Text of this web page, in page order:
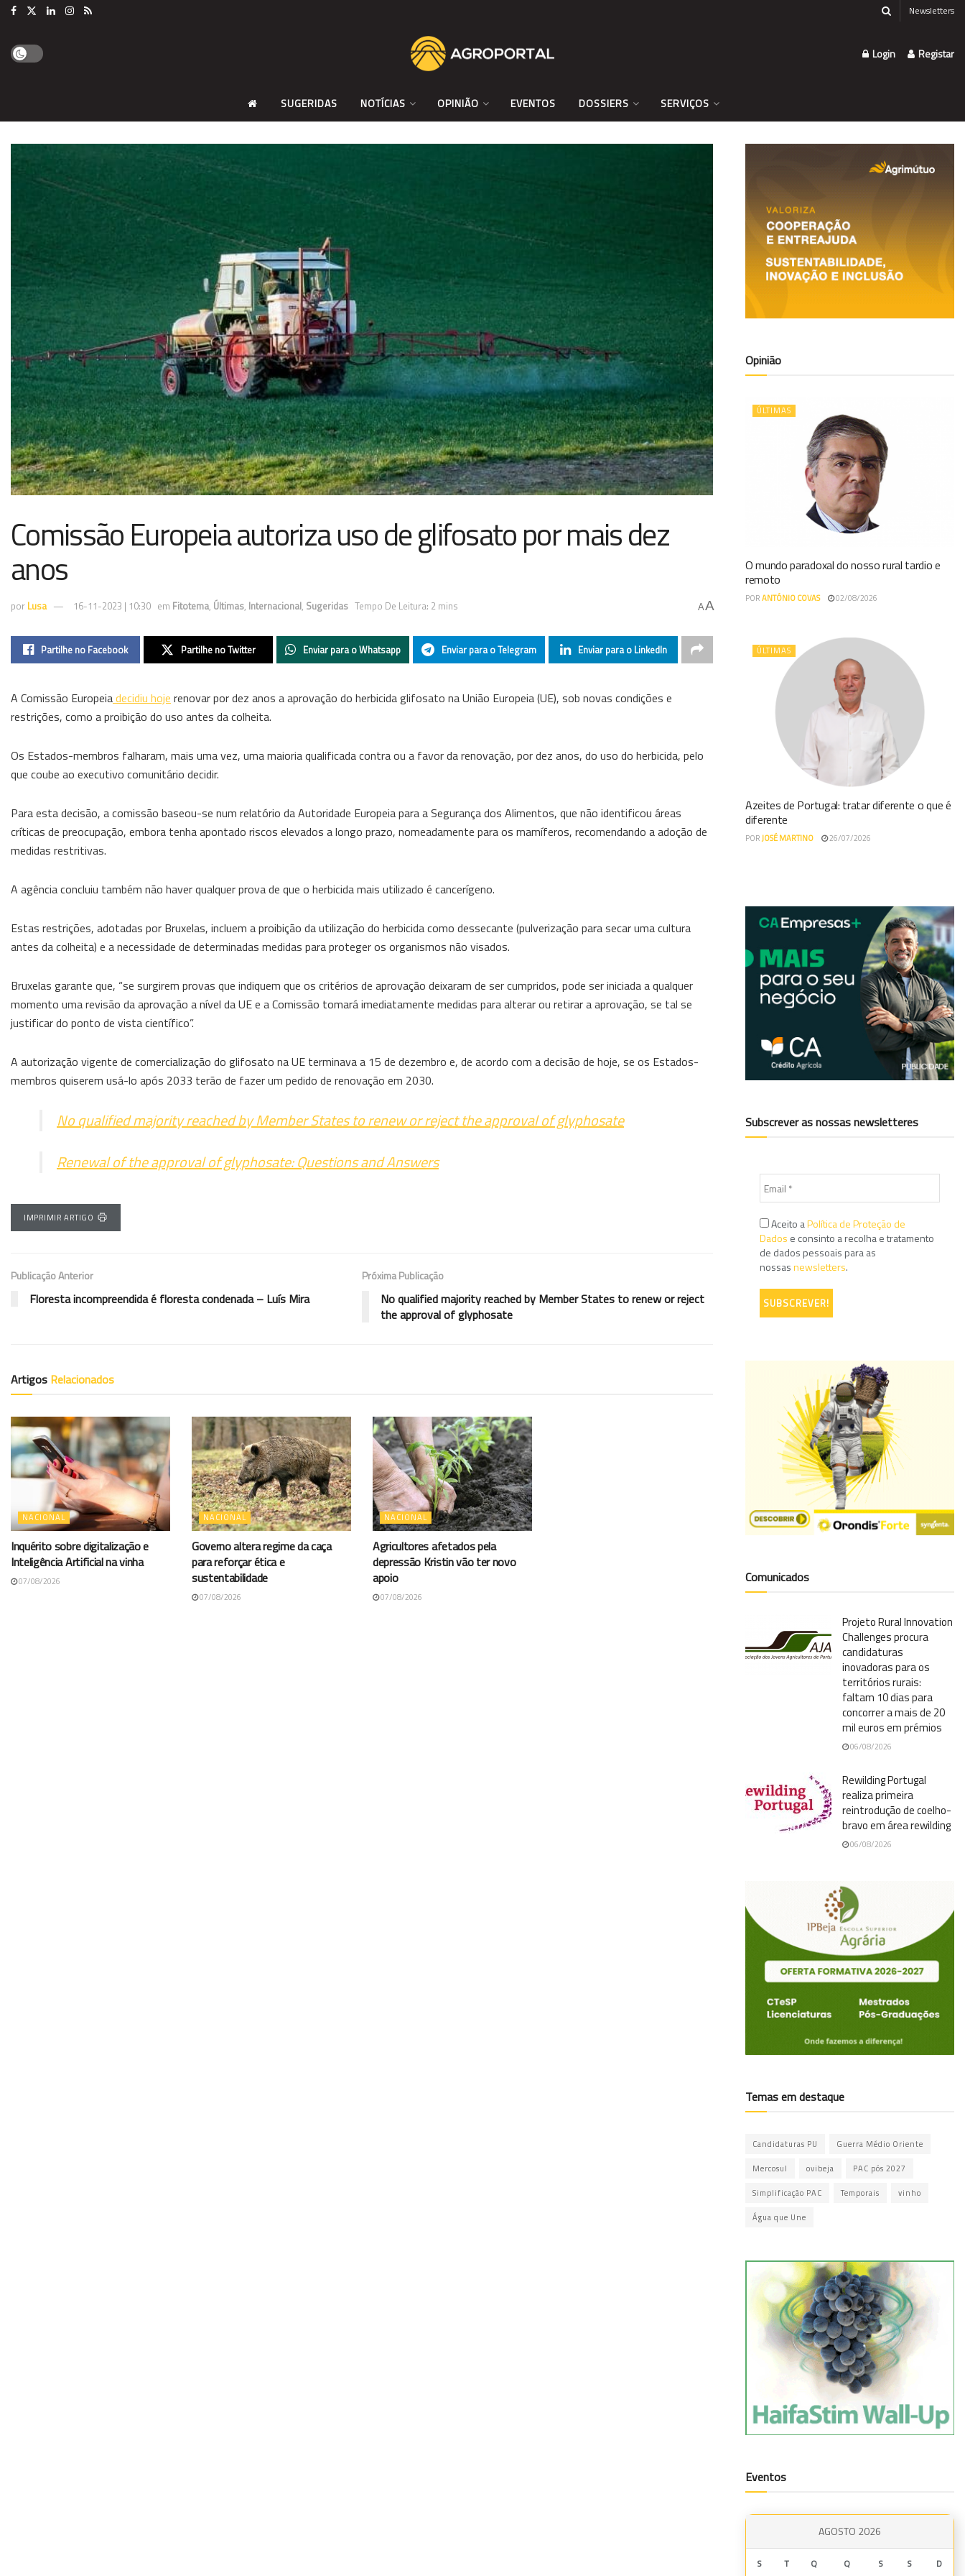
Newsletters
Login Registar
SUGERIDAS NOTÍCIAS OPINIÃO EVENTOS DOSSIERS SERVIÇOS
Comissão Europeia autoriza uso de glifosato por mais dez
anos
por Lusa 16-11-2023 | 10:30 em Fitotema, Últimas, Internacional, Sugeridas Tempo De Leitura: 2 mins AA
Partilhe no Facebook Partilhe no Twitter Enviar para o Whatsapp Enviar para o Telegram Enviar para o LinkedIn
A Comissão Europeiadecidiu hoje renovar por dez anos a aprovação do herbicida glifosato na União Europeia (UE), sob novas condições e
restrições, como a proibição do uso antes da colheita.
Os Estados-membros falharam, mais uma vez, uma maioria qualificada contra ou a favor da renovação, por dez anos, do uso do herbicida, pelo
que coube ao executivo comunitário decidir.
Para esta decisão, a comissão baseou-se num relatório da Autoridade Europeia para a Segurança dos Alimentos, que não identificou áreas
críticas de preocupação, embora tenha apontado riscos elevados a longo prazo, nomeadamente para os mamíferos, recomendando a adoção de
medidas restritivas.
A agência concluiu também não haver qualquer prova de que o herbicida mais utilizado é cancerígeno.
Estas restrições, adotadas por Bruxelas, incluem a proibição da utilização do herbicida como dessecante (pulverização para secar uma cultura
antes da colheita) e a necessidade de determinadas medidas para proteger os organismos não visados.
Bruxelas garante que, “se surgirem provas que indiquem que os critérios de aprovação deixaram de ser cumpridos, pode ser iniciada a qualquer
momento uma revisão da aprovação a nível da UE e a Comissão tomará imediatamente medidas para alterar ou retirar a aprovação, se tal se
justificar do ponto de vista científico”.
A autorização vigente de comercialização do glifosato na UE terminava a 15 de dezembro e, de acordo com a decisão de hoje, se os Estados-
membros quiserem usá-lo após 2033 terão de fazer um pedido de renovação em 2030.
No qualified majority reached by Member States to renew or reject the approval of glyphosate
Renewal of the approval of glyphosate: Questions and Answers
IMPRIMIR ARTIGO
Publicação Anterior
Floresta incompreendida é floresta condenada – Luís Mira
Próxima Publicação
No qualified majority reached by Member States to renew or reject
the approval of glyphosate
Artigos Relacionados
NACIONAL
Inquérito sobre digitalização e
Inteligência Artificial na vinha
07/08/2026
NACIONAL
Governo altera regime da caça
para reforçar ética e
sustentabilidade
07/08/2026
NACIONAL
Agricultores afetados pela
depressão Kristin vão ter novo
apoio
07/08/2026
Opinião
ÚLTIMAS
O mundo paradoxal do nosso rural tardio e
remoto
PORANTÓNIO COVAS 02/08/2026
ÚLTIMAS
Azeites de Portugal: tratar diferente o que é
diferente
PORJOSÉ MARTINO 26/07/2026
Subscrever as nossas newsletteres
Aceito aPolítica de Proteção de
Dados e consinto a recolha e tratamento
de dados pessoais para as
nossasnewsletters.
Comunicados
Projeto Rural Innovation
Challenges procura
candidaturas
inovadoras para os
territórios rurais:
faltam 10 dias para
concorrer a mais de 20
mil euros em prémios
06/08/2026
Rewilding Portugal
realiza primeira
reintrodução de coelho-
bravo em área rewilding
06/08/2026
Temas em destaque
Candidaturas PU Guerra Médio Oriente
Mercosul ovibeja PAC pós 2027
Simplificação PAC Temporais vinho
Água que Une
Eventos
AGOSTO 2026
S T Q Q S S D